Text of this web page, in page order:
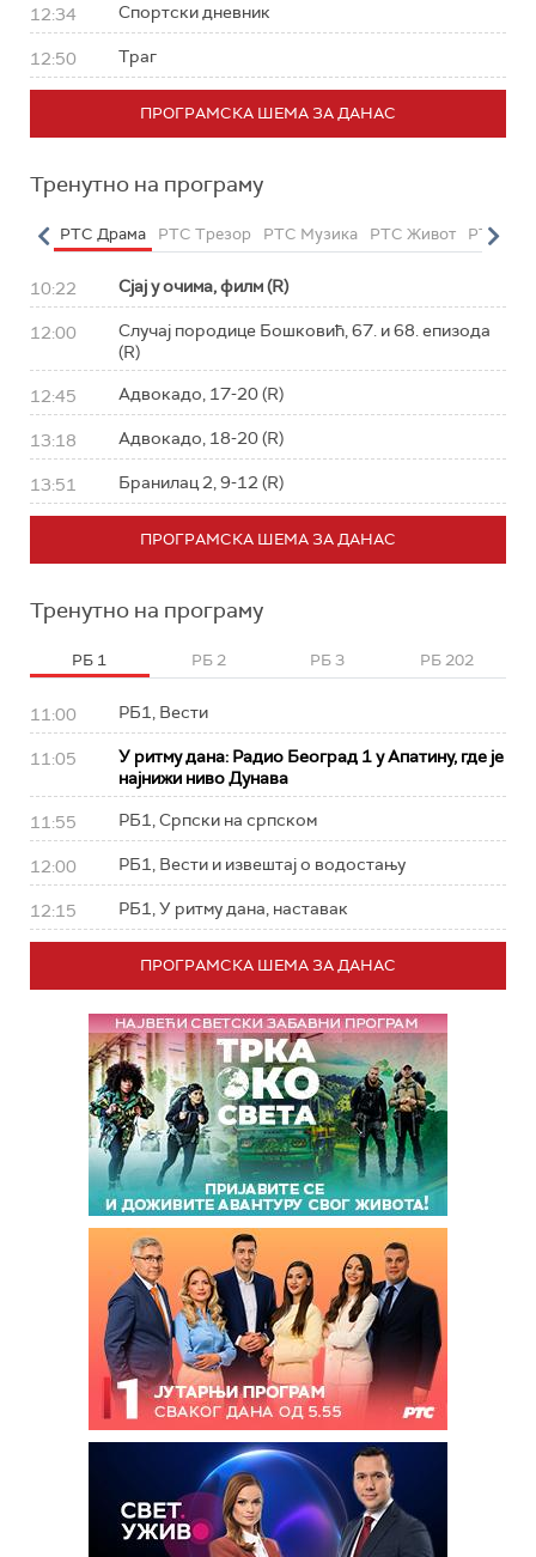
12:34 Спортски дневник
12:50 Траг
ПРОГРАМСКА ШЕМА ЗА ДАНАС
Тренутно на програму
РТС Драма РТС Трезор РТС Музика РТС Живот РТС
10:22 Сјај у очима, филм (R)
12:00
Случај породице Бошковић, 67. и 68. епизода
(R)
12:45 Адвокадо, 17-20 (R)
13:18 Адвокадо, 18-20 (R)
13:51 Бранилац 2, 9-12 (R)
ПРОГРАМСКА ШЕМА ЗА ДАНАС
Тренутно на програму
РБ 1 РБ 2 РБ 3 РБ 202
11:00 РБ1, Вести
11:05
У ритму дана: Радио Београд 1 у Апатину, где је
најнижи ниво Дунава
11:55 РБ1, Српски на српском
12:00 РБ1, Вести и извештај о водостању
12:15 РБ1, У ритму дана, наставак
ПРОГРАМСКА ШЕМА ЗА ДАНАС